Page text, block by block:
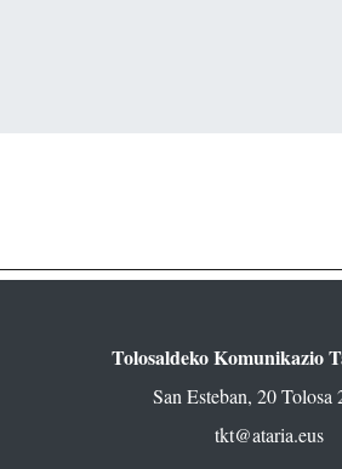
Tolosaldeko Komunikazio
San Esteban, 20 Tolosa
tkt@ataria.eus